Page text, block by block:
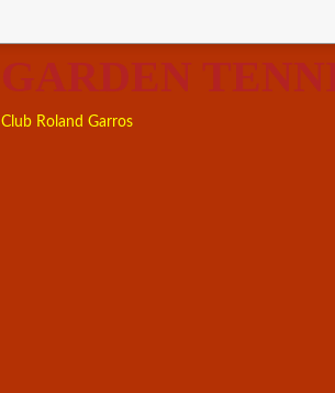
GARDEN
Club Roland Garros